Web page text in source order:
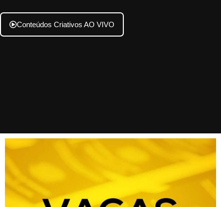
Conteúdos Criativos AO VIVO